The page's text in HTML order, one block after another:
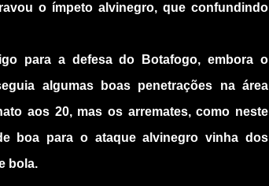
o ímpeto alvinegro, que confundindo
para a defesa do Botafogo, embora o
algumas boas penetrações na área
aos 20, mas os arremates, como neste
boa para o ataque alvinegro vinha dos
bola.